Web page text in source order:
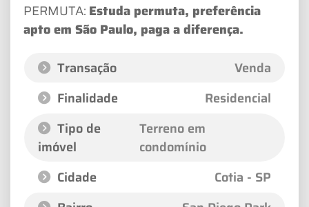
PERMUTA: Estuda permuta, preferência
apto em São Paulo, paga a diferença.
Transação
Venda
Finalidade
Residencial
Tipo de
imóvel
Terreno em
condomínio
Cidade
Cotia - SP